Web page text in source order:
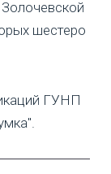
шестеро
ГУНП